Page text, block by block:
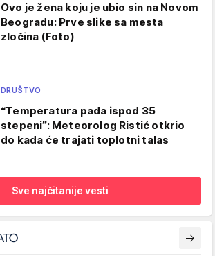
Ovo je žena koju je ubio sin na Novom
Beogradu: Prve slike sa mesta
zločina (Foto)
DRUŠTVO
“Temperatura pada ispod 35
stepeni”: Meteorolog Ristić otkrio
do kada će trajati toplotni talas
Sve najčitanije vesti